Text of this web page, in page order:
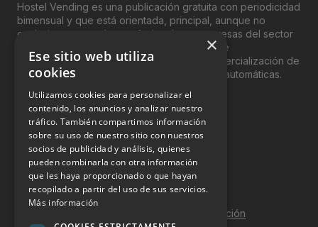
Hostel Vending es una publicación gratuita con periodicidad
bimensual y que está orientada, principal, aunque no
exclusivamente, a los profesionales y empresas del sector
del “Vending”; nombre con el que se conoce
genéricamente entre profesionales a la comercialización de
productos y servicios a través de máquinas automáticas.
INFORMACIÓN LEGAL
Aviso Legal
Política de Privacidad
Política de Cookies
Política de calidad y seguridad de la información
×
Ese sitio web utiliza
cookies
Utilizamos cookies para personalizar el
contenido, los anuncios y analizar nuestro
tráfico. También compartimos información
sobre su uso de nuestro sitio con nuestros
socios de publicidad y análisis, quienes
pueden combinarla con otra información
que les haya proporcionado o que hayan
recopilado a partir del uso de sus servicios.
Más información